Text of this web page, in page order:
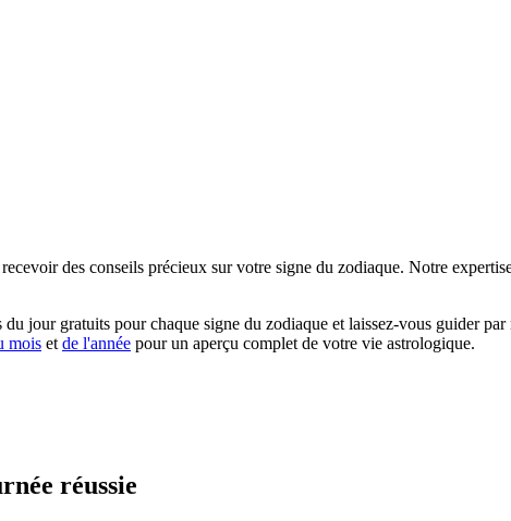
des conseils précieux sur votre signe du zodiaque. Notre
jour gratuits pour chaque signe du zodiaque et laissez-vous guider
mois et de l'année pour un aperçu complet de votre vie astrologique.
réussie